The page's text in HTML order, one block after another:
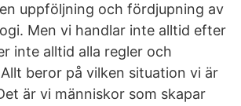
uppföljning och fördjupning av
Men vi handlar inte alltid efter
inte alltid alla regler och
beror på vilken situation vi är
är vi människor som skapar